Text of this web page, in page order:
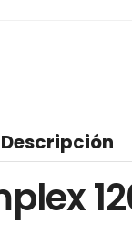
Descripción